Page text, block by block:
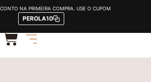
NA PRIMEIRA COMPRA. USE O CUPOM
PEROLA10
COM ROSAS